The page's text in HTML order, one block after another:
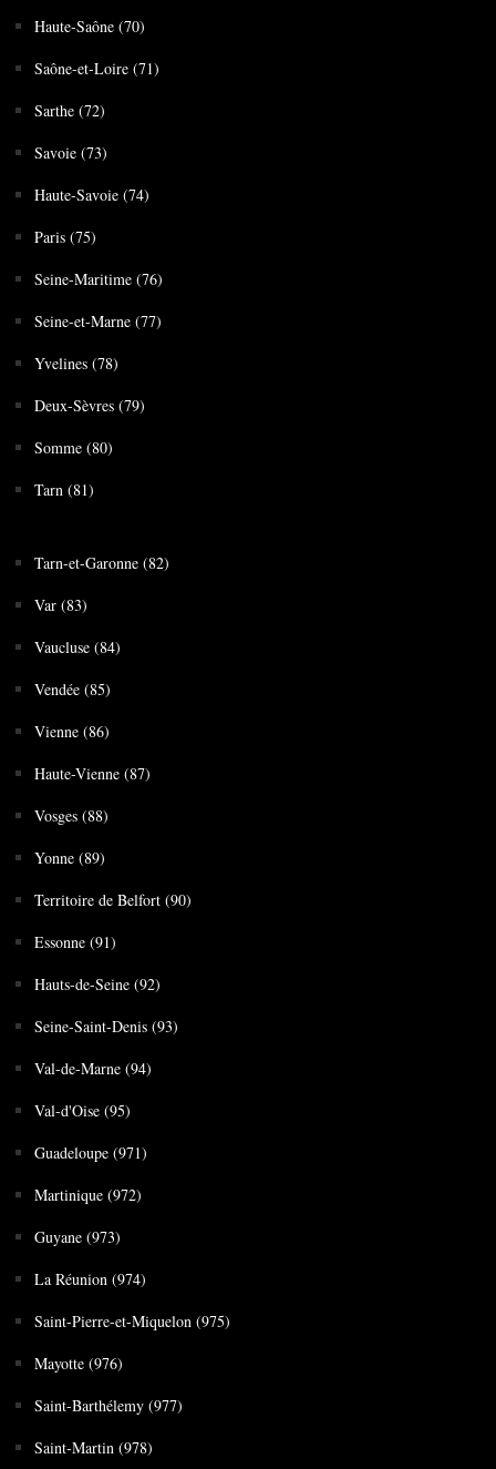
Haute-Saône (70)
Saône-et-Loire (71)
Sarthe (72)
Savoie (73)
Haute-Savoie (74)
Paris (75)
Seine-Maritime (76)
Seine-et-Marne (77)
Yvelines (78)
Deux-Sèvres (79)
Somme (80)
Tarn (81)
Tarn-et-Garonne (82)
Var (83)
Vaucluse (84)
Vendée (85)
Vienne (86)
Haute-Vienne (87)
Vosges (88)
Yonne (89)
Territoire de Belfort (90)
Essonne (91)
Hauts-de-Seine (92)
Seine-Saint-Denis (93)
Val-de-Marne (94)
Val-d'Oise (95)
Guadeloupe (971)
Martinique (972)
Guyane (973)
La Réunion (974)
Saint-Pierre-et-Miquelon (975)
Mayotte (976)
Saint-Barthélemy (977)
Saint-Martin (978)